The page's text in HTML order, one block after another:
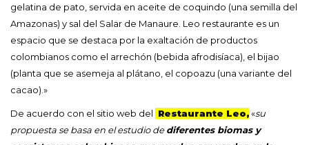
gelatina de pato, servida en aceite de coquindo (una semilla del
Amazonas) y sal del Salar de Manaure. Leo restaurante es un
espacio que se destaca por la exaltación de productos
colombianos como el arrechón (bebida afrodisíaca), el bijao
(planta que se asemeja al plátano, el copoazu (una variante del
cacao).»
De acuerdo con el sitio web del Restaurante Leo,«su
propuesta se basa en el estudio dediferentes biomas y